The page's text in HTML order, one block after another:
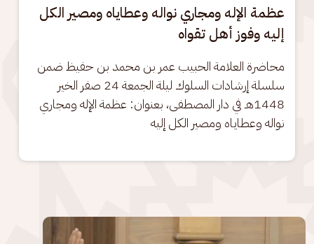
عظمة الإله ومجاري نواله وعطاياه ومصير الكل
إليه وفوز أهل تقواه
محاضرة العلامة الحبيب عمر بن محمد بن حفيظ ضمن
سلسلة إرشادات السلوك ليلة الجمعة 24 صفر الخير
1448هـ في دار المصطفى، بعنوان: عظمة الإله ومجاري
نواله وعطاياه ومصير الكل إليه
الصورة